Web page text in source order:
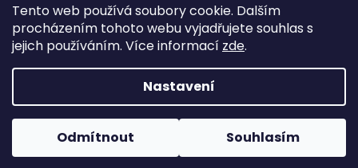
Tento web používá soubory cookie. Dalším
procházením tohoto webu vyjadřujete souhlas s
jejich používáním. Více informací zde.
Nastavení
Odmítnout Souhlasím
Vytvořil Shoptet Premium
Používámeověření věku Adulto Grafický návrh vytvořil a